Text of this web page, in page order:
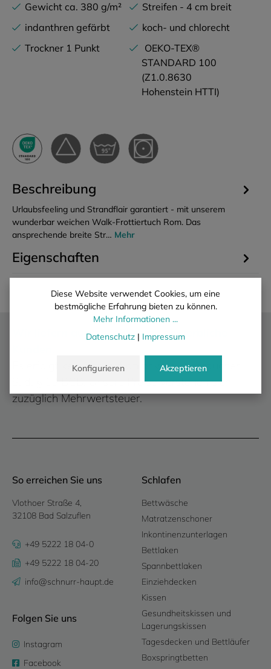
Gewicht ca. 380 g/m²
Streifen - 4 cm breit
indanthren gefärbt
koch- und chlorecht
Trockner 1 Punkt
OEKO-TEX®
STANDARD 100
(Z1.0.8630
Hohenstein HTTI)
Beschreibung
Urlaubsfeeling und Strandflair garantiert - mit unserem
wunderbar weichen Walk-Frottiertuch Rom. Das
ansprechende breite Str… Mehr
Eigenschaften
Wir liefern ausschließlich an gewerbliche
Es erfolgt kein Verkauf an private Verbraucher i.
S. d. § 13 BGB. Unsere Preise verstehen sich
zuzüglich Mehrwertsteuer.
So erreichen Sie uns
Vlothoer Straße 4,
32108 Bad Salzuflen
+49 5222 18 04-0
+49 5222 18 04-20
info@schnurr-haupt.de
Folgen Sie uns
Instagram
Facebook
Schlafen
Bettwäsche
Matratzenschoner
Inkontinenzunterlagen
Bettlaken
Spannbettlaken
Einziehdecken
Kissen
Gesundheitskissen und
Lagerungskissen
Tagesdecken und Bettläufer
Boxspringtbetten
Diese Website verwendet Cookies, um eine
bestmögliche Erfahrung bieten zu können.
Mehr Informationen ...
Datenschutz | Impressum
Konfigurieren Akzeptieren